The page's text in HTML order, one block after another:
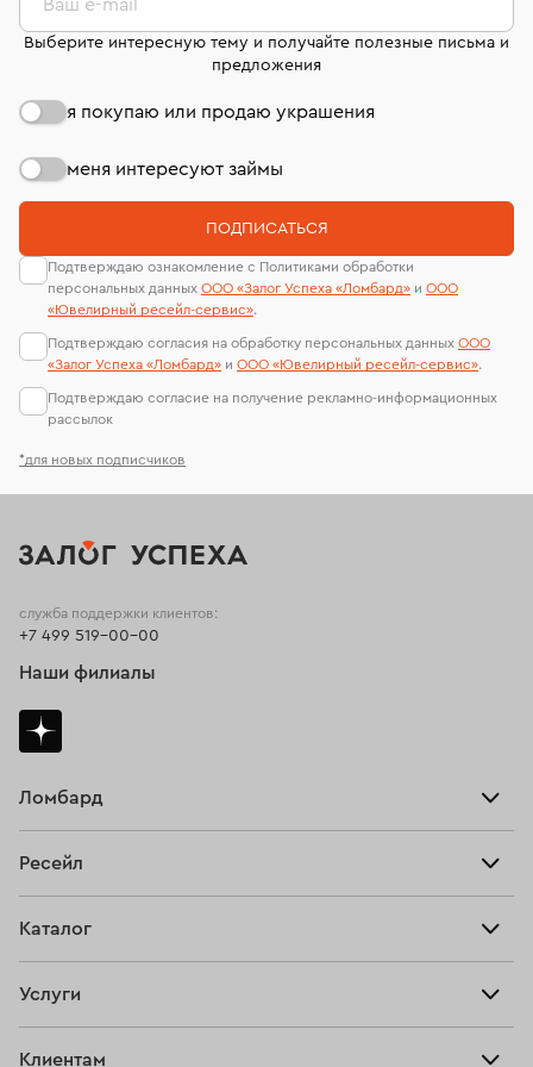
*для новых подписчиков
Ваш e-mail
Выберите интересную тему и получайте полезные письма и
предложения
я покупаю или продаю украшения
меня интересуют займы
ПОДПИСАТЬСЯ
Подтверждаю ознакомление с Политиками обработки
персональных данных ООО «Залог Успеха «Ломбард» и ООО
«Ювелирный ресейл-сервиc».
Подтверждаю согласия на обработку персональных данных ООО
«Залог Успеха «Ломбард» и ООО «Ювелирный ресейл-сервиc».
Подтверждаю согласие на получение рекламно-информационных
рассылок
Ломбард
Тарифы
Ресейл
Купить
Каталог
Услуги
Клиентам
служба поддержки клиентов:
+7 499 519-00-00
Наши филиалы